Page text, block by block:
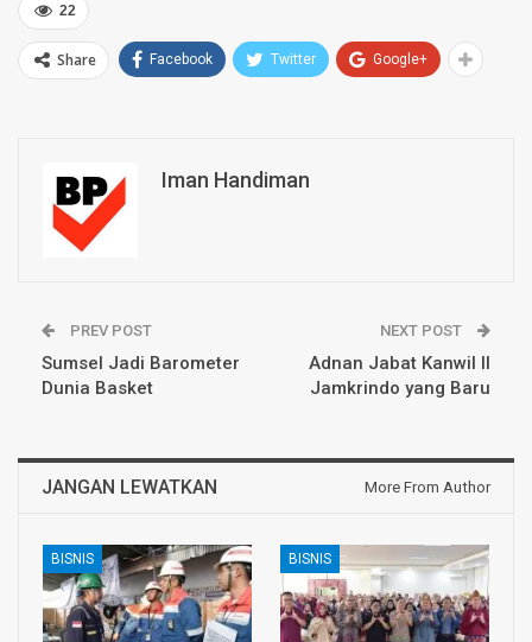
22
Share Facebook Twitter Google+
Iman Handiman
PREV POST
Sumsel Jadi Barometer
Dunia Basket
NEXT POST
Adnan Jabat Kanwil II
Jamkrindo yang Baru
JANGAN LEWATKAN More From Author
BISNIS BISNIS